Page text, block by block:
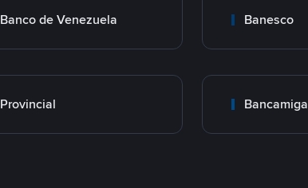
Banco de Venezuela Banesco
Provincial Bancamiga